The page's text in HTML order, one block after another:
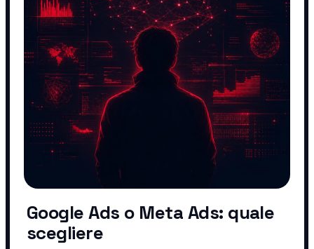
Google Ads o Meta Ads: quale
scegliere